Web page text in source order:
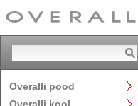
Overalli pood